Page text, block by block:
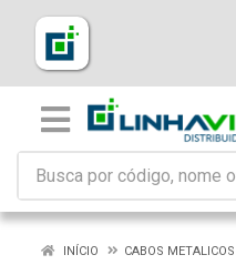
INÍCIO
CABOS METALICOS